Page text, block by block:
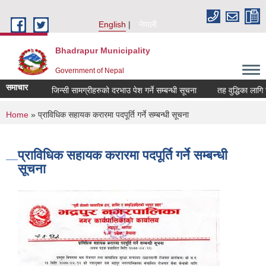
English
नेपाली
Bhadrapur Municipality
Government of Nepal
समाचार जिन्सी सामग्रीहरुको दरभाउ पेश गर्ने सम्बन्धी सूचना तह वुद्धिका लागि
You are here
Home » प्राविधिक सहायक करारमा पदपूर्ति गर्ने सम्बन्धी सूचना
प्राविधिक सहायक करारमा पदपूर्ति गर्ने सम्बन्धी
सूचना